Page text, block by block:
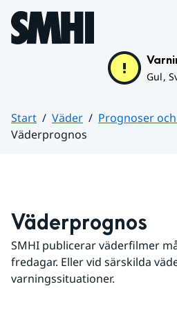
Hoppa till sidans innehåll
Gul,
Start Väder
Prognoser
Väderprognos
Väderprognos
SMHI publicerar väderfilmer
fredagar. Eller vid särskilda
varningssituationer.